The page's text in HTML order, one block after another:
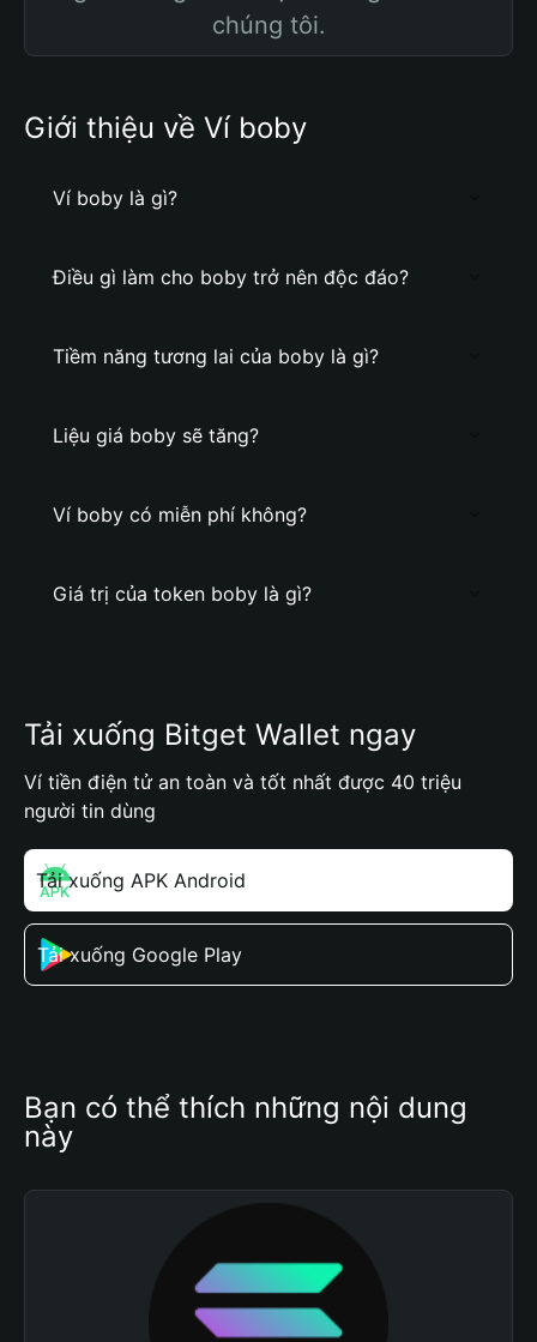
chúng tôi.
Giới thiệu về Ví boby
Ví boby là gì?
Điều gì làm cho boby trở nên độc đáo?
Tiềm năng tương lai của boby là gì?
Liệu giá boby sẽ tăng?
Ví boby có miễn phí không?
Giá trị của token boby là gì?
Tải xuống Bitget Wallet ngay
Ví tiền điện tử an toàn và tốt nhất được 40 triệu
người tin dùng
Tải xuống APK Android
Tải xuống Google Play
Bạn có thể thích những nội dung
này